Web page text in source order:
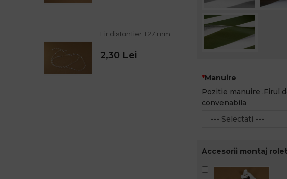
Fir distantier 127 mm
2,30 Lei
Manuire
Pozitie manuire .Firul
convenabila
Accesorii montaj